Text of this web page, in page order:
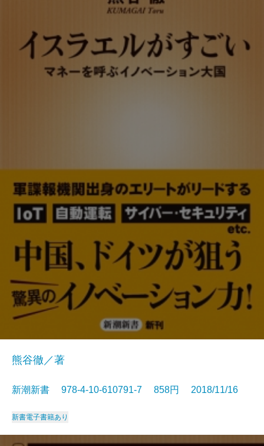
熊谷徹／著
新潮新書 978-4-10-610791-7 858円 2018/11/16
新書電子書籍あり